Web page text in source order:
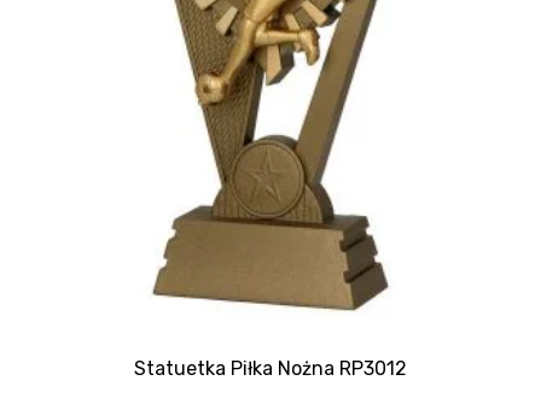
Statuetka Piłka Nożna RP3012